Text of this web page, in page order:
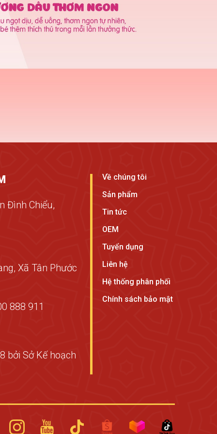
Đình Chiểu,
Xã Tân Phước
888 911
bởi Sở Kế hoạch
Về chúng tôi
Sản phẩm
Tin tức
OEM
Tuyển dụng
Liên hệ
Hệ thống phân phối
Chính sách bảo mật